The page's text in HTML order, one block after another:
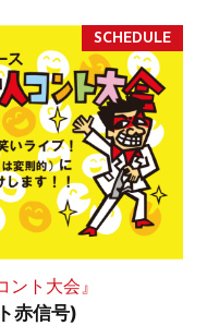
ント大会』
赤信号)